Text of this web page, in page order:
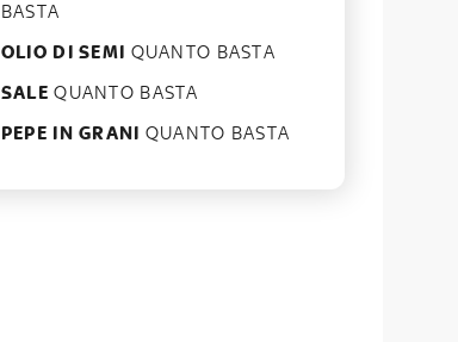
BASTA
OLIO DI SEMI QUANTO BASTA
SALE QUANTO BASTA
PEPE IN GRANI QUANTO BASTA